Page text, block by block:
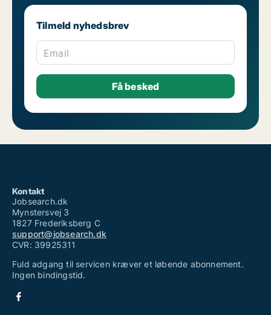
Tilmeld nyhedsbrev
Email
Kontakt
Jobsearch.dk
Mynstersvej 3
1827 Frederiksberg C
support@jobsearch.dk
CVR: 39925311
Fuld adgang til servicen kræver et løbende abonnement.
Ingen bindingstid.